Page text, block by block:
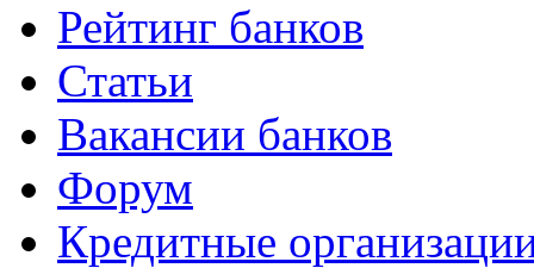
Рейтинг банков
Статьи
Вакансии банков
Форум
Кредитные